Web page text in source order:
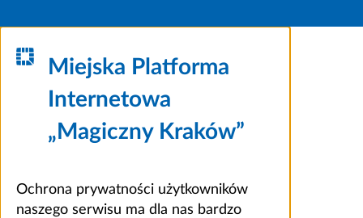
Miejska Platforma
Internetowa
„Magiczny Kraków”
Ochrona prywatności użytkowników
naszego serwisu ma dla nas bardzo